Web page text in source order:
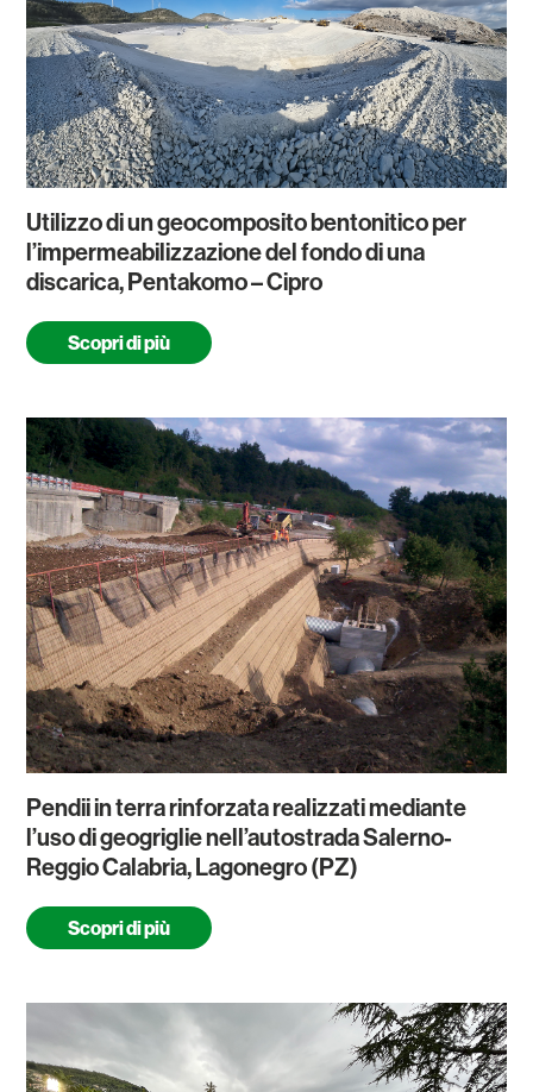
Utilizzo di un geocomposito bentonitico per
l’impermeabilizzazione del fondo di una
discarica, Pentakomo – Cipro
Scopri di più
Pendii in terra rinforzata realizzati mediante
l’uso di geogriglie nell’autostrada Salerno-
Reggio Calabria, Lagonegro (PZ)
Scopri di più